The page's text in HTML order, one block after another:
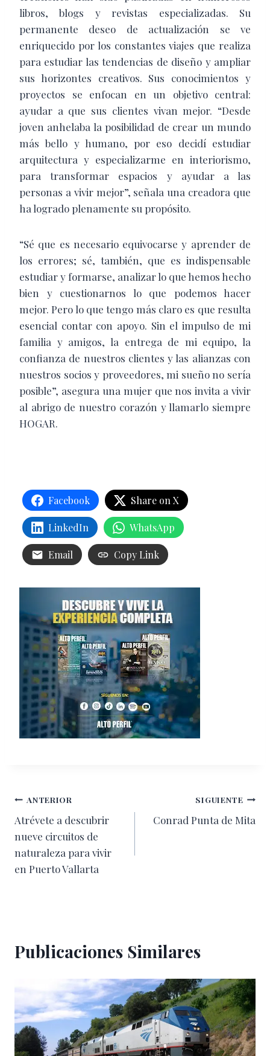
libros, blogs y revistas especializadas. Su
permanente deseo de actualización se ve
enriquecido por los constantes viajes que realiza
para estudiar las tendencias de diseño y ampliar
sus horizontes creativos. Sus conocimientos y
proyectos se enfocan en un objetivo central:
ayudar a que sus clientes vivan mejor. “Desde
joven anhelaba la posibilidad de crear un mundo
más bello y humano, por eso decidí estudiar
arquitectura y especializarme en interiorismo,
para transformar espacios y ayudar a las
personas a vivir mejor”, señala una creadora que
ha logrado plenamente su propósito.
“Sé que es necesario equivocarse y aprender de
los errores; sé, también, que es indispensable
estudiar y formarse, analizar lo que hemos hecho
bien y cuestionarnos lo que podemos hacer
mejor. Pero lo que tengo más claro es que resulta
esencial contar con apoyo. Sin el impulso de mi
familia y amigos, la entrega de mi equipo, la
confianza de nuestros clientes y las alianzas con
nuestros socios y proveedores, mi sueño no sería
posible”, asegura una mujer que nos invita a vivir
al abrigo de nuestro corazón y llamarlo siempre
HOGAR.
Facebook Share on X
LinkedIn WhatsApp
Email Copy Link
Navegación
de
entradas
ANTERIOR
Atrévete a descubrir
nueve circuitos de
naturaleza para vivir
en Puerto Vallarta
SIGUIENTE
Conrad Punta de Mita
Publicaciones Similares